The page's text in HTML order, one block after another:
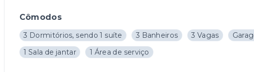
Cômodos
3 Dormitórios, sendo 1 suíte 3 Banheiros 3 Vagas
1 Sala de jantar
1 Área de serviço